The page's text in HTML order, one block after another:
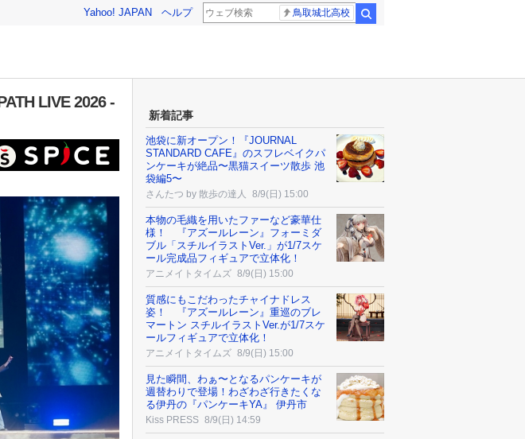
Yahoo! JAPAN ヘルプ 鳥取城北高校
LIVE 2026 -
新着記事
池袋に新オープン！『JOURNAL
STANDARD CAFE』のスフレベイクパ
ンケーキが絶品〜黒猫スイーツ散歩 池
袋編5〜
さんたつ by 散歩の達人 8/9(日) 15:00
本物の毛織を用いたファーなど豪華仕
様！ 『アズールレーン』フォーミダ
ブル「スチルイラストVer.」が1/7スケ
ール完成品フィギュアで立体化！
アニメイトタイムズ 8/9(日) 15:00
質感にもこだわったチャイナドレス
姿！ 『アズールレーン』重巡のブレ
マートン スチルイラストVer.が1/7スケ
ールフィギュアで立体化！
アニメイトタイムズ 8/9(日) 15:00
見た瞬間、わぁ〜となるパンケーキが
週替わりで登場！わざわざ行きたくな
る伊丹の『パンケーキYA』 伊丹市
Kiss PRESS 8/9(日) 14:59